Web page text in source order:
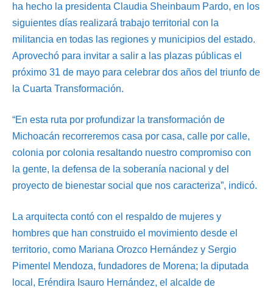
ha hecho la presidenta Claudia Sheinbaum Pardo, en los
siguientes días realizará trabajo territorial con la
militancia en todas las regiones y municipios del estado.
Aprovechó para invitar a salir a las plazas públicas el
próximo 31 de mayo para celebrar dos años del triunfo de
la Cuarta Transformación.
“En esta ruta por profundizar la transformación de
Michoacán recorreremos casa por casa, calle por calle,
colonia por colonia resaltando nuestro compromiso con
la gente, la defensa de la soberanía nacional y del
proyecto de bienestar social que nos caracteriza”, indicó.
La arquitecta contó con el respaldo de mujeres y
hombres que han construido el movimiento desde el
territorio, como Mariana Orozco Hernández y Sergio
Pimentel Mendoza, fundadores de Morena; la diputada
local, Eréndira Isauro Hernández, el alcalde de